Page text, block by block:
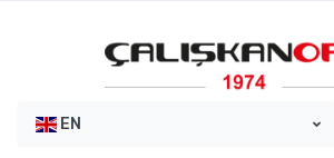
EN